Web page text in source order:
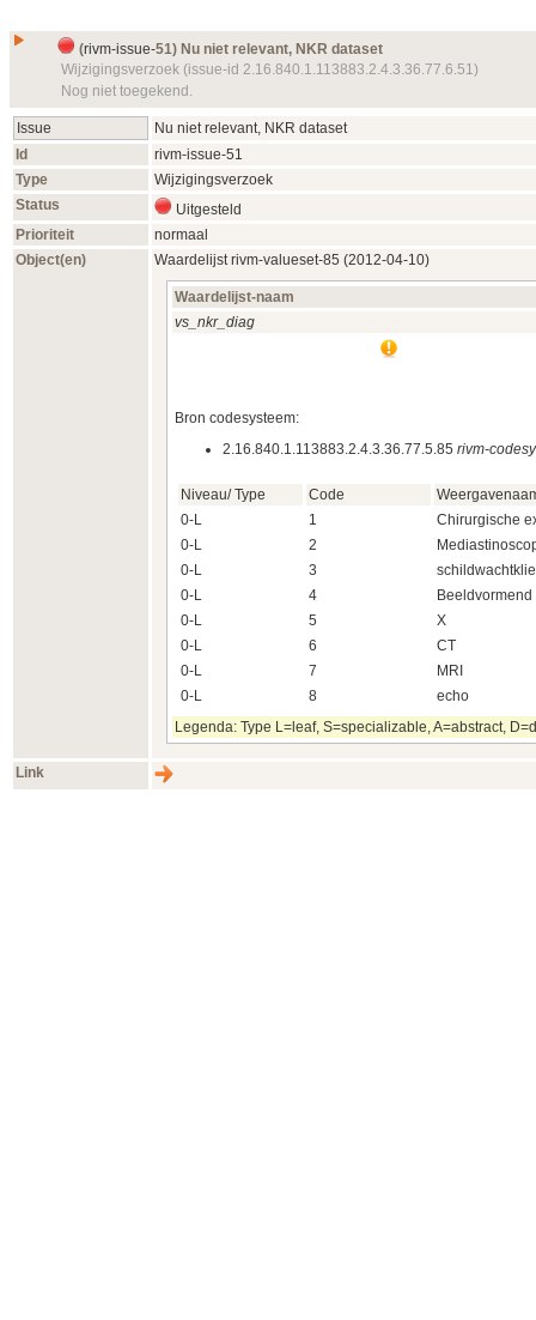
(rivm-issue-51) Nu niet relevant, NKR dataset
Wijzigingsverzoek (issue-id 2.16.840.1.113883.2.4.3.36.77.6.51)
Nog niet toegekend.
Issue
Nu niet relevant, NKR dataset
Id
rivm-issue-51
Type
Wijzigingsverzoek
Status
Uitgesteld
Prioriteit
normaal
Object(en)
Waardelijstrivm-valueset-85 (2012‑04‑10)
Waardelijst-naam
vs_nkr_diag
Bron codesysteem:
2.16.840.1.113883.2.4.3.36.77.5.85 rivm-
Niveau/ Type Code
0-L
1
Chirurgische
0-L
2
0-L
3
0-L
4
Beeldvormend
0-L
5
X
0-L
6
CT
0-L
7
MRI
0-L
8
echo
Legenda: Type L=leaf, S=specializable, A=abstract,
Link